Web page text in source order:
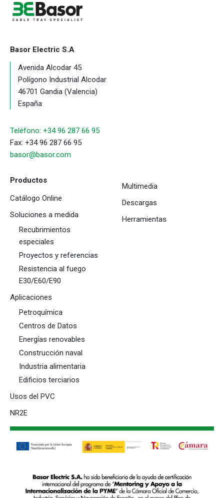
Basor Electric S.A
Avenida Alcodar 45
Polígono Industrial Alcodar
46701 Gandia (Valencia)
España
Teléfono: +34 96 287 66 95
Fax: +34 96 287 66 95
basor@basor.com
Productos
Catálogo Online
Soluciones a medida
Recubrimientos
especiales
Proyectos y referencias
Resistencia al fuego
E30/E60/E90
Aplicaciones
Petroquímica
Centros de Datos
Energías renovables
Construcción naval
Industria alimentaria
Edificios terciarios
Usos del PVC
NR2E
Multimedia
Descargas
Herramientas